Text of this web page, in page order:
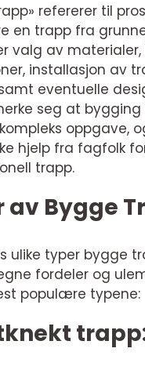
refererer til
en trapp fra
valg av
installasjon av
eventuelle
seg at
oppgave,
hjelp fra fagfolk
trapp.
av Bygge
ulike typer bygge
fordeler og
populære typene: